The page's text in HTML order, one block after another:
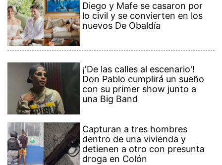
Diego y Mafe se casaron por
lo civil y se convierten en los
nuevos De Obaldía
¡'De las calles al escenario'!
Don Pablo cumplirá un sueño
con su primer show junto a
una Big Band
Capturan a tres hombres
dentro de una vivienda y
detienen a otro con presunta
droga en Colón